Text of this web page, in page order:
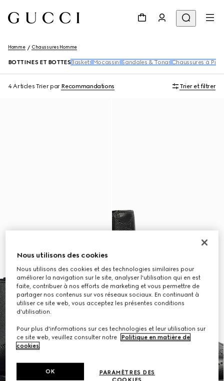
Homme Chaussures Homme
BOTTINES ET BOTTES Baskets Mocassins Sandales & Tongs Chaussures à
4 Articles Trier par Recommandations Trier et filtrer
Nous utilisons des cookies
Nous utilisons des cookies et des technologies similaires pour
améliorer la navigation sur le site, analyser l'utilisation qui en est
faite, contribuer à nos efforts de marketing et vous permettre de
partager nos contenus sur vos réseaux sociaux. En continuant à
utiliser ce site web, vous acceptez les présentes conditions
d'utilisation.
Pour plus d'informations sur ces technologies et leur utilisation sur
ce site web, veuillez consulter notre
Politique en matière de
cookies.
PARAMÈTRES DES
OK